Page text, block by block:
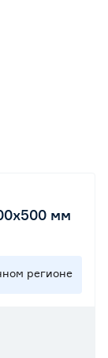
мм
регионе